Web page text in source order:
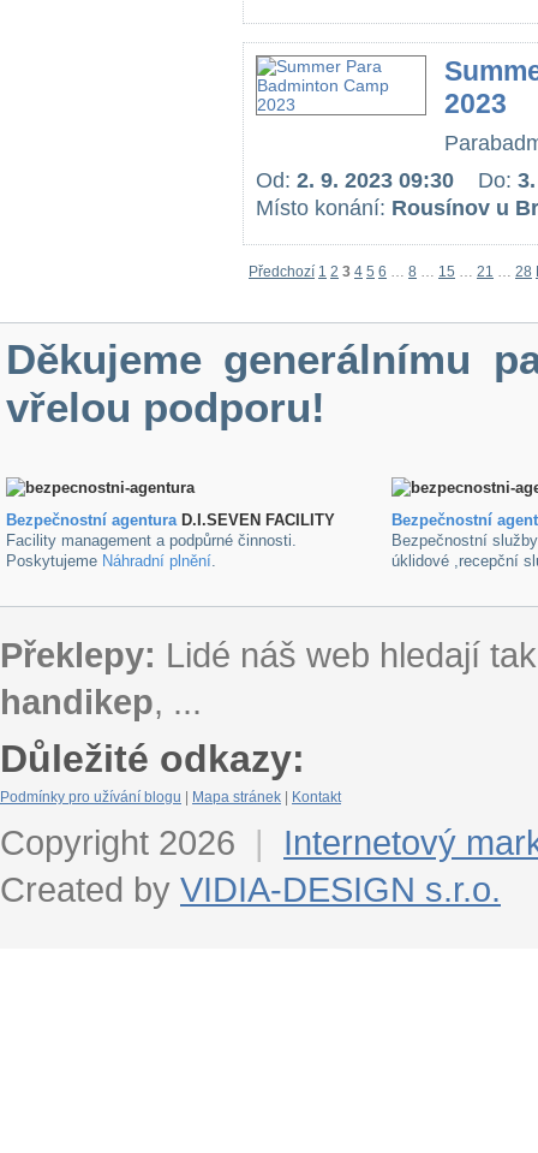
2023
Od: 2. 9. 2023 09:30 Do:
Místo konání: Rousínov u
Předchozí 1 2 3 4 5 6 … 8 … 15 … 21 … 28
Děkujeme generálnímu
vřelou podporu!
Bezpečnostní agenturaD.I.SEVEN FACILITY
Facility management a podpůrné činnosti.
Poskytujeme Náhradní plnění.
Bezpečnostní
Bezpečnostní
úklidové ,recepční
Překlepy: Lidé náš web hledají
handikep, ...
Důležité odkazy:
Podmínky pro užívání blogu Mapa stránek Kontakt
Copyright 2026 |
Internetový
Created by VIDIA-DESIGN s.r.o.